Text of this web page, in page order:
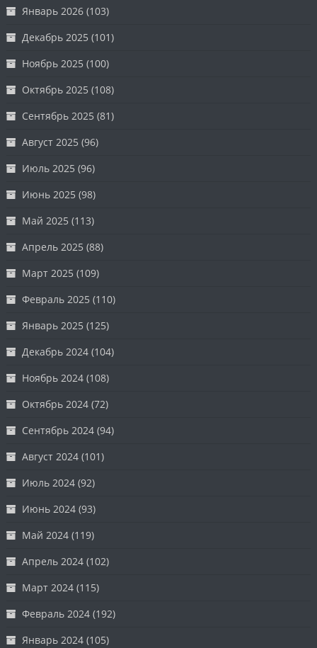
Январь 2026 (103)
Декабрь 2025 (101)
Ноябрь 2025 (100)
Октябрь 2025 (108)
Сентябрь 2025 (81)
Август 2025 (96)
Июль 2025 (96)
Июнь 2025 (98)
Май 2025 (113)
Апрель 2025 (88)
Март 2025 (109)
Февраль 2025 (110)
Январь 2025 (125)
Декабрь 2024 (104)
Ноябрь 2024 (108)
Октябрь 2024 (72)
Сентябрь 2024 (94)
Август 2024 (101)
Июль 2024 (92)
Июнь 2024 (93)
Май 2024 (119)
Апрель 2024 (102)
Март 2024 (115)
Февраль 2024 (192)
Январь 2024 (105)